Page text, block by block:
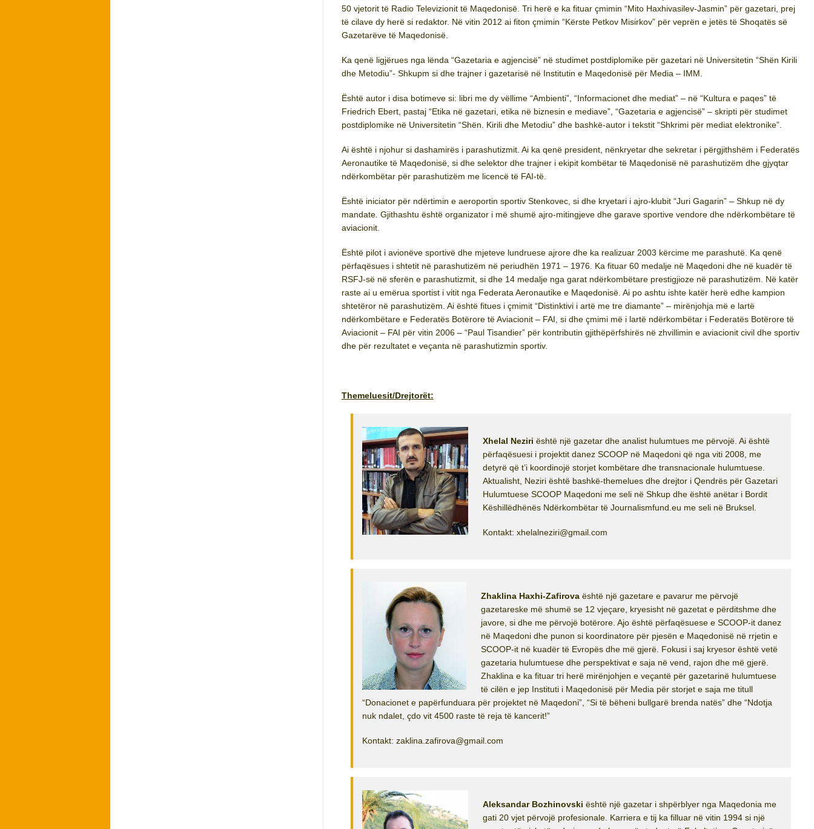
50 vjetorit të Radio Televizionit të Maqedonisë. Tri herë e ka fituar çmimin “Mito Haxhivasilev-Jasmin” për gazetari, prej
të cilave dy herë si redaktor. Në vitin 2012 ai fiton çmimin “Kërste Petkov Misirkov” për veprën e jetës të Shoqatës së
Gazetarëve të Maqedonisë.
Ka qenë ligjërues nga lënda “Gazetaria e agjencisë” në studimet postdiplomike për gazetari në Universitetin “Shën Kirili
dhe Metodiu”- Shkupm si dhe trajner i gazetarisë në Institutin e Maqedonisë për Media – IMM.
Është autor i disa botimeve si: libri me dy vëllime “Ambienti”, “Informacionet dhe mediat” – në “Kultura e paqes” të
Friedrich Ebert, pastaj “Etika në gazetari, etika në biznesin e mediave”, “Gazetaria e agjencisë” – skripti për studimet
postdiplomike në Universitetin “Shën. Kirili dhe Metodiu” dhe bashkë-autor i tekstit “Shkrimi për mediat elektronike”.
Ai është i njohur si dashamirës i parashutizmit. Ai ka qenë president, nënkryetar dhe sekretar i përgjithshëm i Federatës
Aeronautike të Maqedonisë, si dhe selektor dhe trajner i ekipit kombëtar të Maqedonisë në parashutizëm dhe gjyqtar
ndërkombëtar për parashutizëm me licencë të FAI-të.
Është iniciator për ndërtimin e aeroportin sportiv Stenkovec, si dhe kryetari i ajro-klubit “Juri Gagarin” – Shkup në dy
mandate. Gjithashtu është organizator i më shumë ajro-mitingjeve dhe garave sportive vendore dhe ndërkombëtare të
aviacionit.
Është pilot i avionëve sportivë dhe mjeteve lundruese ajrore dhe ka realizuar 2003 kërcime me parashutë. Ka qenë
përfaqësues i shtetit në parashutizëm në periudhën 1971 – 1976. Ka fituar 60 medalje në Maqedoni dhe në kuadër të
RSFJ-së në sferën e parashutizmit, si dhe 14 medalje nga garat ndërkombëtare prestigjioze në parashutizëm. Në katër
raste ai u emërua sportist i vitit nga Federata Aeronautike e Maqedonisë. Ai po ashtu ishte katër herë edhe kampion
shtetëror në parashutizëm. Ai është fitues i çmimit “Distinktivi i artë me tre diamante” – mirënjohja më e lartë
ndërkombëtare e Federatës Botërore të Aviacionit – FAI, si dhe çmimi më i lartë ndërkombëtar i Federatës Botërore të
Aviacionit – FAI për vitin 2006 – “Paul Tisandier” për kontributin gjithëpërfshirës në zhvillimin e aviacionit civil dhe sportiv
dhe për rezultatet e veçanta në parashutizmin sportiv.
Themeluesit/Drejtorët:
Xhelal Neziri është një gazetar dhe analist hulumtues me përvojë. Ai është
përfaqësuesi i projektit danez SCOOP në Maqedoni që nga viti 2008, me
detyrë që t’i koordinojë storjet kombëtare dhe transnacionale hulumtuese.
Aktualisht, Neziri është bashkë-themelues dhe drejtor i Qendrës për Gazetari
Hulumtuese SCOOP Maqedoni me seli në Shkup dhe është anëtar i Bordit
Këshillëdhënës Ndërkombëtar të Journalismfund.eu me seli në Bruksel.
Kontakt: xhelalneziri@gmail.com
Zhaklina Haxhi-Zafirovaështë një gazetare e pavarur me përvojë
gazetareske më shumë se 12 vjeçare, kryesisht në gazetat e përditshme dhe
javore, si dhe me përvojë botërore. Ajo është përfaqësuese e SCOOP-it danez
në Maqedoni dhe punon si koordinatore për pjesën e Maqedonisë në rrjetin e
SCOOP-it në kuadër të Evropës dhe më gjerë. Fokusi i saj kryesor është vetë
gazetaria hulumtuese dhe perspektivat e saja në vend, rajon dhe më gjerë.
Zhaklina e ka fituar tri herë mirënjohjen e veçantë për gazetarinë hulumtuese
të cilën e jep Instituti i Maqedonisë për Media për storjet e saja me titull
“Donacionet e papërfunduara për projektet në Maqedoni”, “Si të bëheni bullgarë brenda natës” dhe “Ndotja
nuk ndalet, çdo vit 4500 raste të reja të kancerit!”
Kontakt: zaklina.zafirova@gmail.com
Aleksandar Bozhinovski është një gazetar i shpërblyer nga Maqedonia me
gati 20 vjet përvojë profesionale. Karriera e tij ka filluar në vitin 1994 si një